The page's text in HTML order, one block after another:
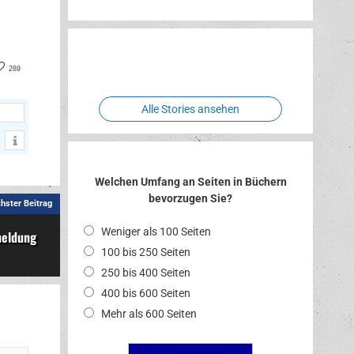
289
Beitrag
Erlebnispark
Verbotene
Alle Stories ansehen
Welchen Umfang an Seiten in Büchern
bevorzugen Sie?
Weniger als 100 Seiten
100 bis 250 Seiten
250 bis 400 Seiten
400 bis 600 Seiten
Mehr als 600 Seiten